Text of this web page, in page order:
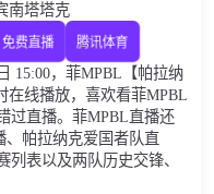
南塔塔克
免费直播 腾讯体育
15:00，菲MPBL【帕拉纳
在线播放，喜欢看菲MPBL
过直播。菲MPBL直播还
、帕拉纳克爱国者队直
表以及两队历史交锋、